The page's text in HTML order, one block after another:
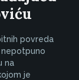
povreda
na
je